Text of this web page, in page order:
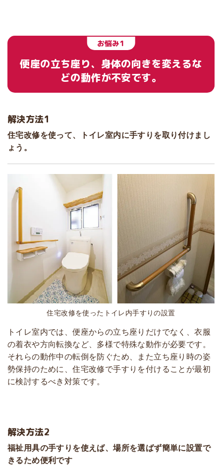
お悩み1
便座の立ち座り、身体の向きを変えるな
どの動作が不安です。
解決方法1
住宅改修を使って、トイレ室内に手すりを取り付けまし
ょう。
住宅改修を使ったトイレ内手すりの設置
トイレ室内では、便座からの立ち座りだけでなく、衣服
の着衣や方向転換など、多様で特殊な動作が必要です。
それらの動作中の転倒を防ぐため、また立ち座り時の姿
勢保持のために、住宅改修で手すりを付けることが最初
に検討するべき対策です。
解決方法2
福祉用具の手すりを使えば、場所を選ばず簡単に設置で
きるため便利です